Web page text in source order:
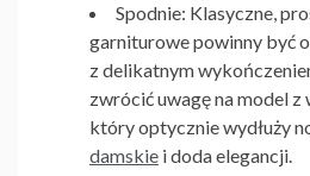
Spodnie: Klasyczne,
garniturowe powinny być
z delikatnym
zwrócić uwagę na model z
który optycznie wydłuży
damskie i doda elegancji.